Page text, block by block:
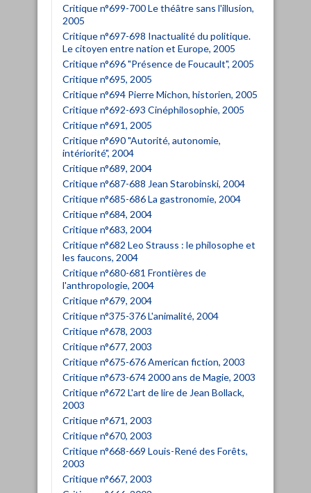
Critique n°699-700 Le théâtre sans l'illusion,
2005
Critique n°697-698 Inactualité du politique.
Le citoyen entre nation et Europe, 2005
Critique n°696 "Présence de Foucault", 2005
Critique n°695, 2005
Critique n°694 Pierre Michon, historien, 2005
Critique n°692-693 Cinéphilosophie, 2005
Critique n°691, 2005
Critique n°690 "Autorité, autonomie,
intériorité", 2004
Critique n°689, 2004
Critique n°687-688 Jean Starobinski, 2004
Critique n°685-686 La gastronomie, 2004
Critique n°684, 2004
Critique n°683, 2004
Critique n°682 Leo Strauss : le philosophe et
les faucons, 2004
Critique n°680-681 Frontières de
l'anthropologie, 2004
Critique n°679, 2004
Critique n°375-376 L'animalité, 2004
Critique n°678, 2003
Critique n°677, 2003
Critique n°675-676 American fiction, 2003
Critique n°673-674 2000 ans de Magie, 2003
Critique n°672 L'art de lire de Jean Bollack,
2003
Critique n°671, 2003
Critique n°670, 2003
Critique n°668-669 Louis-René des Forêts,
2003
Critique n°667, 2003